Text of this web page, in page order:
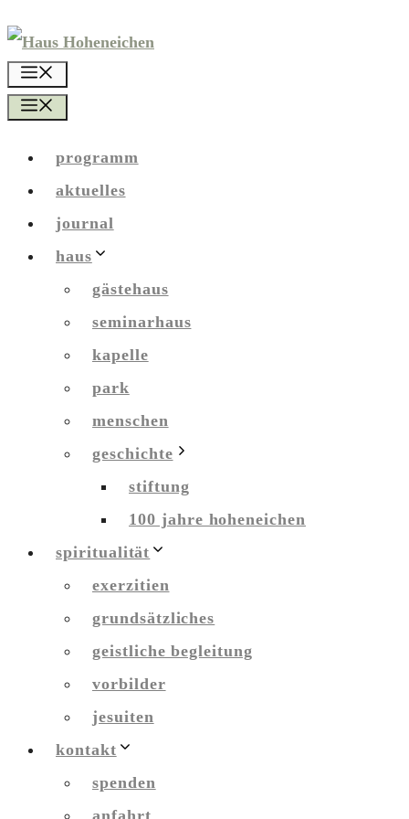
Zum
springen
programm
aktuelles
journal
haus
gästehaus
seminarhaus
kapelle
park
menschen
geschichte
stiftung
100 jahre hoheneichen
spiritualität
exerzitien
grundsätzliches
geistliche begleitung
vorbilder
jesuiten
kontakt
spenden
anfahrt